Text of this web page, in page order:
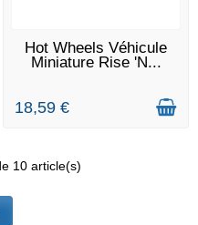
EN STOCK
Hot Wheels Véhicule
Miniature Rise 'N...
18,59 €
10 article(s)